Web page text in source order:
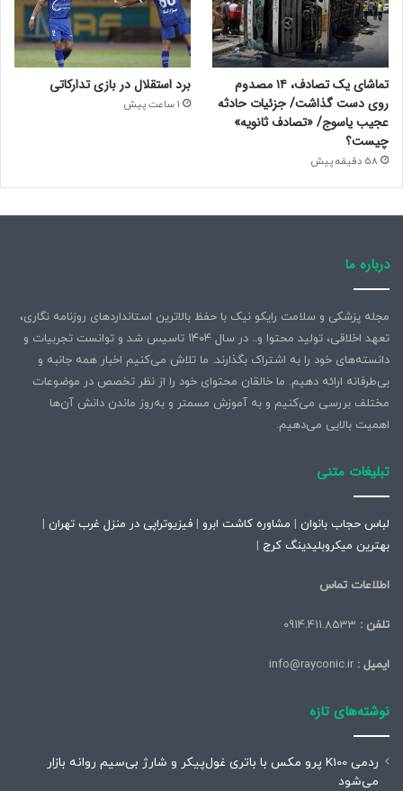
تماشای یک تصادف، ۱۴ مصدوم
روی دست گذاشت/ جزئیات حادثه
عجیب یاسوج/ «تصادف ثانویه»
چیست؟
58 دقیقه پیش
برد استقلال در بازی تدارکاتی
1 ساعت پیش
درباره ما
مجله پزشکی و سلامت رایکو نیک با حفظ بالاترین استانداردهای روزنامه نگاری،
تعهد اخلاقی، تولید محتوا و.. در سال ۱۴۰۴ تاسیس شد و توانست تجربیات و
دانسته‌های خود را به اشتراک بگذارند. ما تلاش می‌کنیم اخبار همه جانبه و
بی‌طرفانه ارائه دهیم. ما خالقان محتوای خود را از نظر تخصص در موضوعات
مختلف بررسی می‌کنیم و به آموزش مسمتر و به‌روز ماندن دانش آن‌ها
اهمیت بالایی می‌دهیم.
تبلیغات متنی
لباس حجاب بانوان | مشاوره کاشت ابرو | فیزیوتراپی در منزل غرب تهران |
بهترین میکروبلیدینگ کرج |
اطلاعات تماس
تلفن :
ایمیل :
نوشته‌های تازه
ردمی K100 پرو مکس با باتری غول‌پیکر و شارژ بی‌سیم روانه بازار
می‌شود